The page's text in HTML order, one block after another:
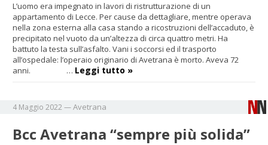
L’uomo era impegnato in lavori di ristrutturazione di un
appartamento di Lecce. Per cause da dettagliare, mentre operava
nella zona esterna alla casa stando a ricostruzioni dell’accaduto, è
precipitato nel vuoto da un’altezza di circa quattro metri. Ha
battuto la testa sull’asfalto. Vani i soccorsi ed il trasporto
all’ospedale: l’operaio originario di Avetrana è morto. Aveva 72
anni. … Leggi tutto »
4 Maggio 2022 —Avetrana
Bcc Avetrana “sempre più solida”